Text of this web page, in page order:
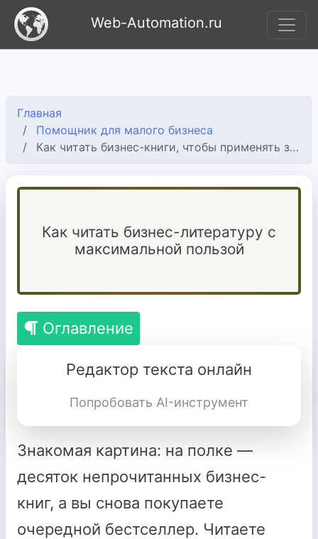
Web-Automation.ru
Главная
Помощник для малого бизнеса
Как читать бизнес-книги, чтобы применять знания на практике
Как читать бизнес-литературу с
максимальной пользой
Оглавление
Редактор текста онлайн
Попробовать AI-инструмент
Знакомая картина: на полке —
десяток непрочитанных бизнес-
книг, а вы снова покупаете
очередной бестселлер. Читаете